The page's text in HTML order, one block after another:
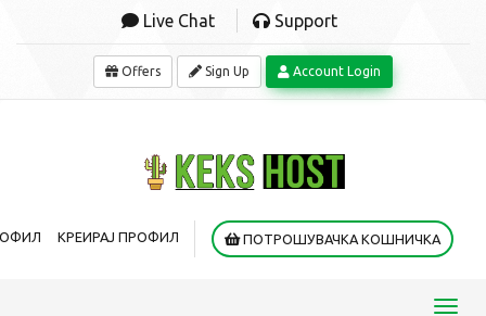
Live Chat Support
Offers Sign Up Account Login
КРЕИРАЈ ПРОФИЛ ПОТРОШУВАЧКА КОШНИЧКА